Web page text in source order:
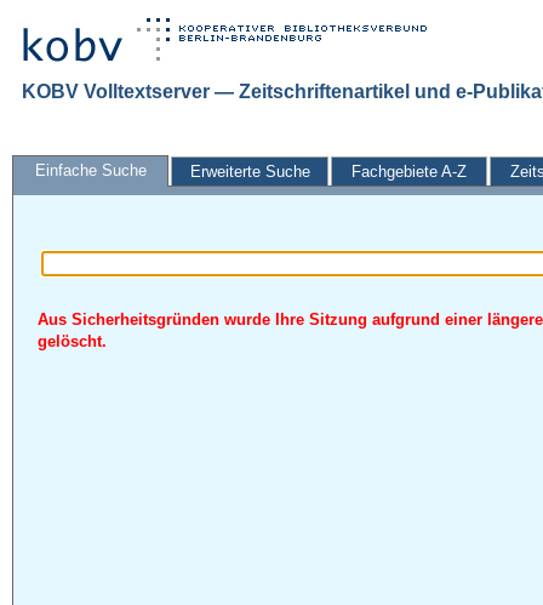
KOBV Volltextserver — Zeitschriftenartikel und e-
Einfache Suche Erweiterte Suche Fachgebiete A-Z
Aus Sicherheitsgründen wurde Ihre Sitzung aufgrund einer
gelöscht.